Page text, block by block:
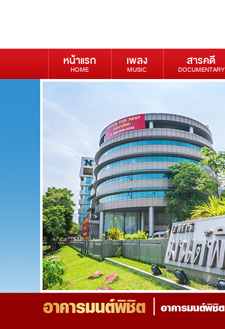
หน้าแรก
HOME
เพลง
MUSIC
สารคดี
DOCUMENTARY